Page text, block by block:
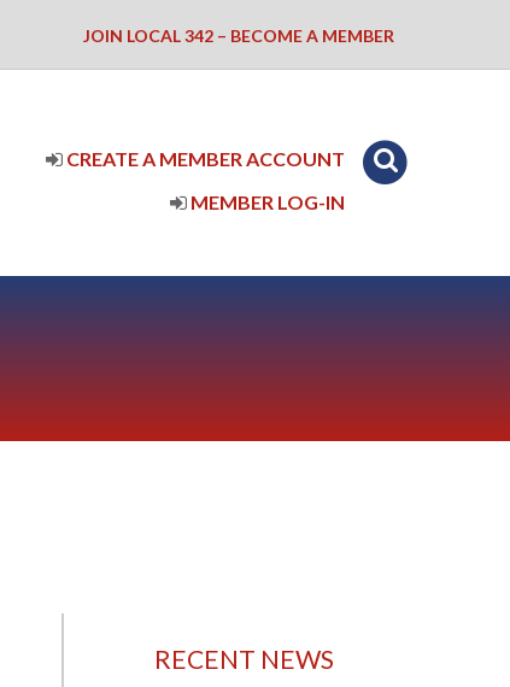
JOIN LOCAL 342 – BECOME A MEMBER
CREATE A MEMBER ACCOUNT
MEMBER LOG-IN
RECENT NEWS